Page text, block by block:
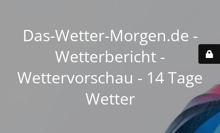
Das-Wetter-Morgen.de -
Wetterbericht -
Wettervorschau - 14 Tage
Wetter